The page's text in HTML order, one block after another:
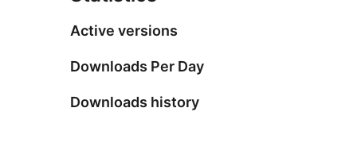
Active versions
Downloads Per Day
Downloads history